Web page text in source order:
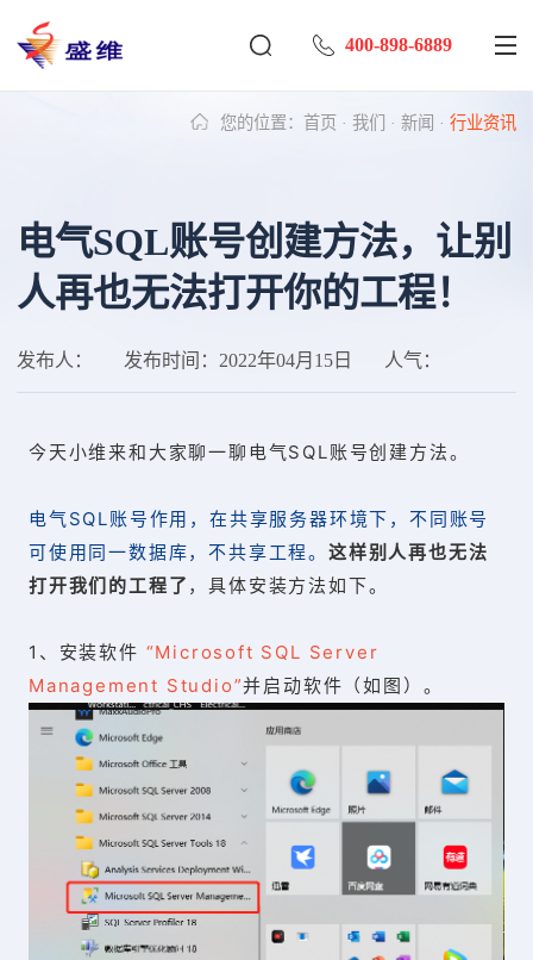
400-898-6889
您的位置： 首页 · 我们 · 新闻 · 行业资讯
电气SQL账号创建方法，让别
人再也无法打开你的工程！
发布人： 发布时间： 2022年04月15日 人气：
今天小维来和大家聊一聊 电气SQL账号创建方法。
电气SQL账号作用，在共享服务器环境下，不同账号
可使用同一数据库，不共享工程。这样别人再也无法
打开我们的工程了 ，具体安装方法如下。
1、安装软件 “Microsoft SQL Server
Management Studio”并启动软件（如图）。